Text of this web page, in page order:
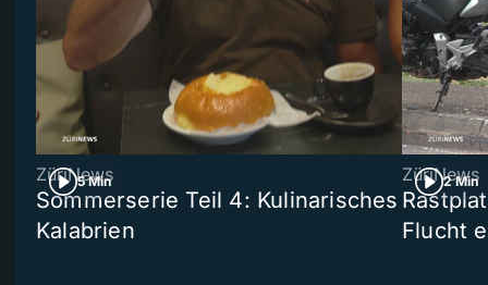
5 Min
ZüriNews
Sommerserie Teil 4: Kulinarisches
Kalabrien
2 Min
ZüriNews
Flucht